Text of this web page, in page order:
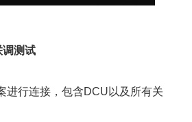
调测试
进行连接，包含DCU以及所有关